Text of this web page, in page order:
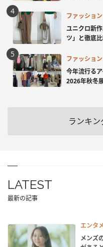
ファッション
ユニクロ新
ツ」と徹底
ファッション
今年流行る
2026年秋冬
ランキ
LATEST
最新の記事
エンタ
メンズ